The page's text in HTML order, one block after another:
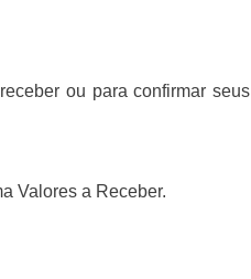
ou para confirmar seus
Valores a Receber.